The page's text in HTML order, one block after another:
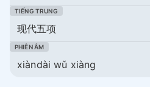
现代五项
xiàndài wǔ xiàng